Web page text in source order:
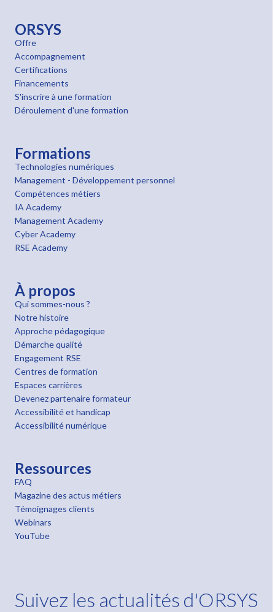
ORSYS
Offre
Accompagnement
Certifications
Financements
S'inscrire à une formation
Déroulement d'une formation
Formations
Technologies numériques
Management - Développement personnel
Compétences métiers
IA Academy
Management Academy
Cyber Academy
RSE Academy
À propos
Qui sommes-nous ?
Notre histoire
Approche pédagogique
Démarche qualité
Engagement RSE
Centres de formation
Espaces carrières
Devenez partenaire formateur
Accessibilité et handicap
Accessibilité numérique
Ressources
FAQ
Magazine des actus métiers
Témoignages clients
Webinars
YouTube
Suivez les actualités d'ORSYS